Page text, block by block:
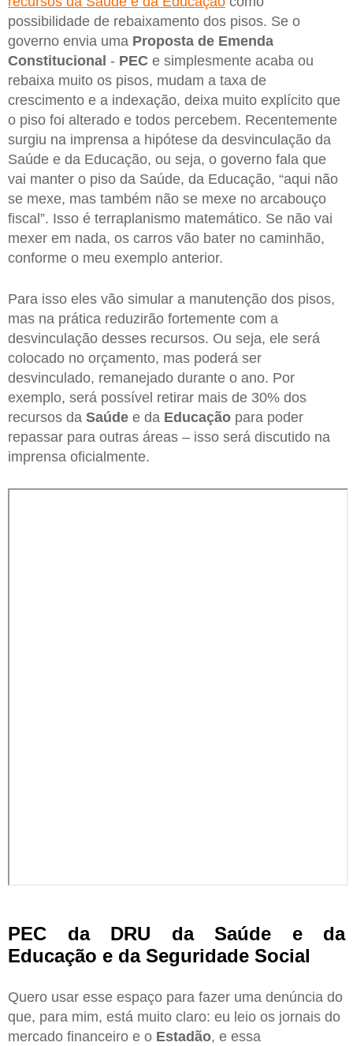
possibilidade de rebaixamento dos pisos. Se o
governo envia uma Proposta de Emenda
Constitucional - PEC e simplesmente acaba ou
rebaixa muito os pisos, mudam a taxa de
crescimento e a indexação, deixa muito explícito que
o piso foi alterado e todos percebem. Recentemente
surgiu na imprensa a hipótese da desvinculação da
Saúde e da Educação, ou seja, o governo fala que
vai manter o piso da Saúde, da Educação, “aqui não
se mexe, mas também não se mexe no arcabouço
fiscal”. Isso é terraplanismo matemático. Se não vai
mexer em nada, os carros vão bater no caminhão,
conforme o meu exemplo anterior.
Para isso eles vão simular a manutenção dos pisos,
mas na prática reduzirão fortemente com a
desvinculação desses recursos. Ou seja, ele será
colocado no orçamento, mas poderá ser
desvinculado, remanejado durante o ano. Por
exemplo, será possível retirar mais de 30% dos
recursos da Saúde e da Educação para poder
repassar para outras áreas – isso será discutido na
imprensa oficialmente.
PEC da DRU da Saúde e da
Educação e da Seguridade Social
Quero usar esse espaço para fazer uma denúncia do
que, para mim, está muito claro: eu leio os jornais do
mercado financeiro e o Estadão, e essa